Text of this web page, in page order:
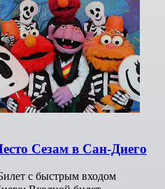
Сезам в Сан-Диего
с быстрым входом